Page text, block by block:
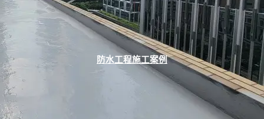
防水工程施工案例